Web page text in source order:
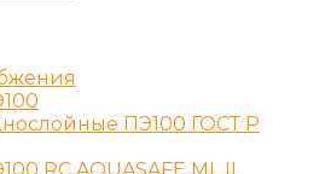
ПЭ100 ГОСТ Р